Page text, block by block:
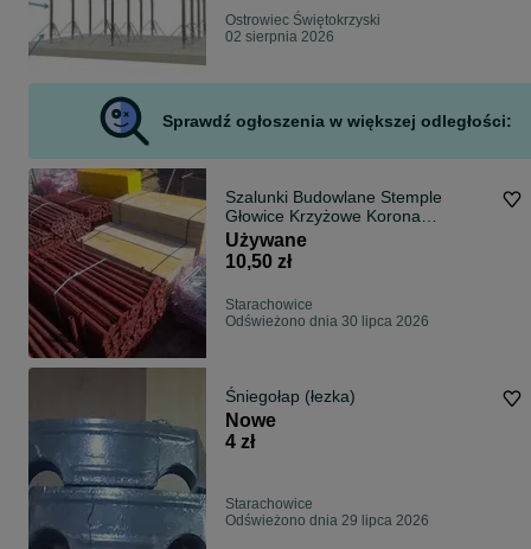
Ostrowiec Świętokrzyski
02 sierpnia 2026
Sprawdź ogłoszenia w większej odległości:
Szalunki Budowlane Stemple
Głowice Krzyżowe Korona
Krzyżowa Dźwigar
Używane
10,50 zł
Starachowice
Odświeżono dnia 30 lipca 2026
Śniegołap (łezka)
Nowe
4 zł
Starachowice
Odświeżono dnia 29 lipca 2026